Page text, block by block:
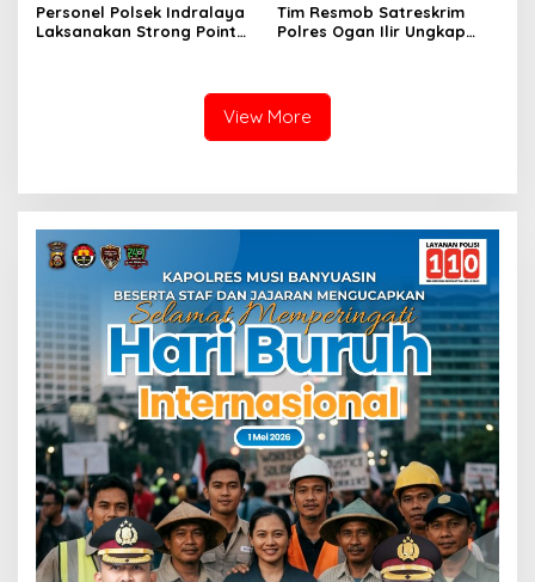
Personel Polsek Indralaya
Laksanakan Strong Point
Tim Resmob Satreskrim
Polres Ogan Ilir Ungkap
View More